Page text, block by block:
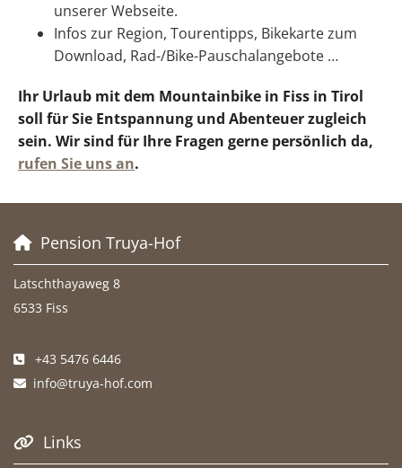
unserer Webseite.
Infos zur Region, Tourentipps, Bikekarte zum
Download, Rad-/Bike-Pauschalangebote …
Ihr Urlaub mit dem Mountainbike in Fiss in Tirol
soll für Sie Entspannung und Abenteuer zugleich
sein. Wir sind für Ihre Fragen gerne persönlich da,
rufen Sie uns an.
 Pension Truya-Hof
Latschthayaweg 8
6533 Fiss
 +43 5476 6446
 info@truya-hof.com
 Links